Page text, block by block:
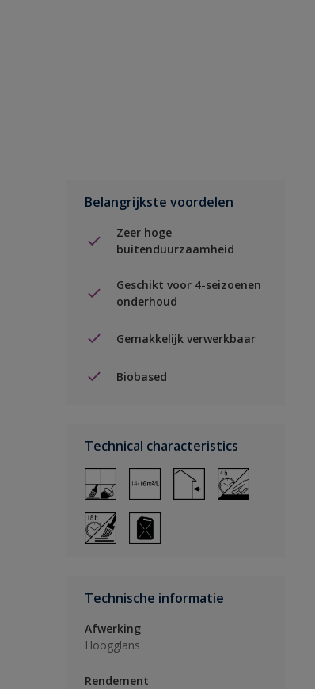
Belangrijkste voordelen
Zeer hoge
buitenduurzaamheid
Geschikt voor 4-seizoenen
onderhoud
Gemakkelijk verwerkbaar
Biobased
Technical characteristics
Technische informatie
Afwerking
Hoogglans
Rendement